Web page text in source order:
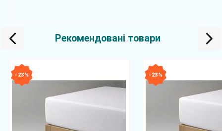
Рекомендовані товари
- 23 % - 23 %